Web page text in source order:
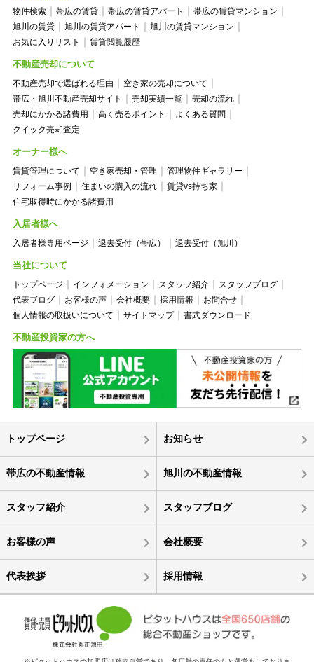
物件検索 帯広の賃貸 帯広の賃貸アパート
帯広の賃貸マンション
旭川の賃貸
旭川の賃貸アパート
旭川の賃貸マンション
お気に入りリスト
賃貸閲覧履歴
不動産売却について
不動産売却で選ばれる理由
空き家の売却について
帯広・旭川不動産売却サイト
売却実績一覧
売却の流れ
売却にかかる諸費用
高く売るポイント
よくある質問
クイック売却査定
オーナー様へ
賃貸管理について 空き家売却・管理
管理物件ギャラリー
リフォーム事例
住まいの購入の流れ
賃貸vs持ち家
住宅取得時にかかる諸費用
入居者様へ
入居者様専用ページ 退去受付（帯広） 退去受付（旭川）
当社について
トップページ インフォメーション スタッフ紹介
スタッフブログ
代表ブログ
お客様の声 会社概要 採用情報
お問合せ
個人情報の取扱いについて
サイトマップ 書式ダウンロード
不動産投資家の方へ
トップページ お知らせ
帯広の不動産情報 旭川の不動産情報
スタッフ紹介 スタッフブログ
お客様の声 会社概要
代表挨拶 採用情報